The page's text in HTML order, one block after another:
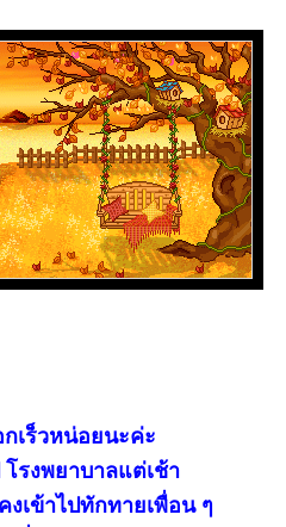
เร็วหน่อยนะค่ะ
รงพยาบาลแต่เช้า
เข้าไปทักทายเพื่อน ๆ